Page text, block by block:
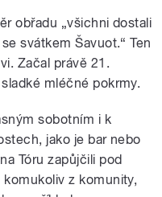
obřadu „všichni dostali
svátkem Šavuot.“ Ten
Začal právě 21.
mléčné pokrmy.
sobotním i k
jako je bar nebo
Tóru zapůjčili pod
z komunity,